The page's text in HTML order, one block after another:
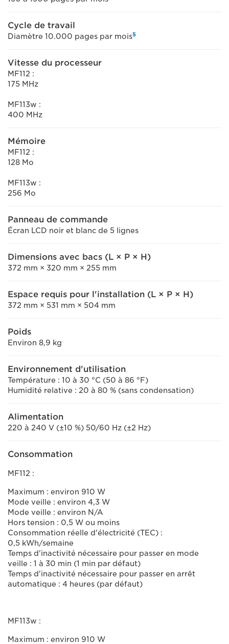
Cycle de travail
Diamètre 10.000 pages par mois5
Vitesse du processeur
MF112 :
175 MHz
MF113w :
400 MHz
Mémoire
MF112 :
128 Mo
MF113w :
256 Mo
Panneau de commande
Écran LCD noir et blanc de 5 lignes
Dimensions avec bacs (L × P × H)
372 mm × 320 mm × 255 mm
Espace requis pour l'installation (L × P × H)
372 mm × 531 mm × 504 mm
Poids
Environ 8,9 kg
Environnement d'utilisation
Température : 10 à 30 °C (50 à 86 °F)
Humidité relative : 20 à 80 % (sans condensation)
Alimentation
220 à 240 V (±10 %) 50/60 Hz (±2 Hz)
Consommation
MF112 :
Maximum : environ 910 W
Mode veille : environ 4,3 W
Mode veille : environ N/A
Hors tension : 0,5 W ou moins
Consommation réelle d'électricité (TEC) :
0,5 kWh/semaine
Temps d'inactivité nécessaire pour passer en mode
veille : 1 à 30 min (1 min par défaut)
Temps d'inactivité nécessaire pour passer en arrêt
automatique : 4 heures (par défaut)
MF113w :
Maximum : environ 910 W